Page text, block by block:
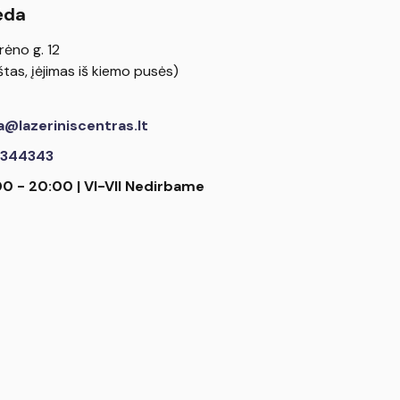
g. 12
įėjimas iš kiemo pusės)
- 20:00 | VI-VII Nedirbame